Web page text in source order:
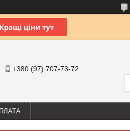
+380 (97) 707-73-72